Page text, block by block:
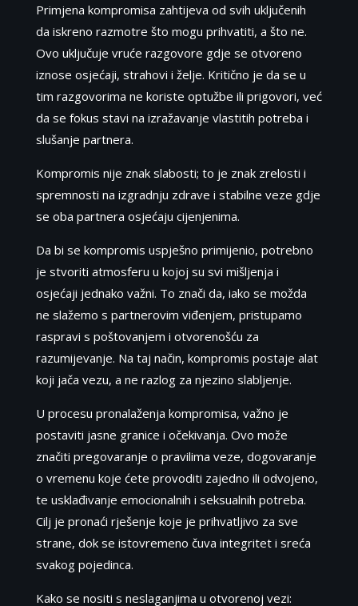
Primjena kompromisa zahtijeva od svih uključenih
da iskreno razmotre što mogu prihvatiti, a što ne.
Ovo uključuje vruće razgovore gdje se otvoreno
iznose osjećaji, strahovi i želje. Kritično je da se u
tim razgovorima ne koriste optužbe ili prigovori, već
da se fokus stavi na izražavanje vlastitih potreba i
slušanje partnera.
Kompromis nije znak slabosti; to je znak zrelosti i
spremnosti na izgradnju zdrave i stabilne veze gdje
se oba partnera osjećaju cijenjenima.
Da bi se kompromis uspješno primijenio, potrebno
je stvoriti atmosferu u kojoj su svi mišljenja i
osjećaji jednako važni. To znači da, iako se možda
ne slažemo s partnerovim viđenjem, pristupamo
raspravi s poštovanjem i otvorenošću za
razumijevanje. Na taj način, kompromis postaje alat
koji jača vezu, a ne razlog za njezino slabljenje.
U procesu pronalaženja kompromisa, važno je
postaviti jasne granice i očekivanja. Ovo može
značiti pregovaranje o pravilima veze, dogovaranje
o vremenu koje ćete provoditi zajedno ili odvojeno,
te usklađivanje emocionalnih i seksualnih potreba.
Cilj je pronaći rješenje koje je prihvatljivo za sve
strane, dok se istovremeno čuva integritet i sreća
svakog pojedinca.
Kako se nositi s neslaganjima u otvorenoj vezi: